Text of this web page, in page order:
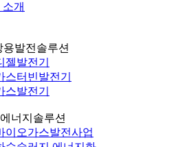
개
용발전솔루션
젤발전기
스터빈발전기
스발전기
너지솔루션
이오가스발전사업